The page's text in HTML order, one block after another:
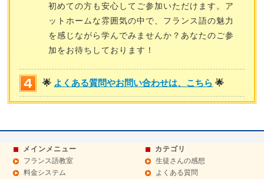
初めての方も安心してご参加いただけます。ア
ットホームな雰囲気の中で、フランス語の魅力
を感じながら学んでみませんか？あなたのご参
加をお待ちしております！
🌟 よくある質問やお問い合わせは、こちら 🌟
メインメニュー
フランス語教室
料金システム
カテゴリ
生徒さんの感想
よくある質問